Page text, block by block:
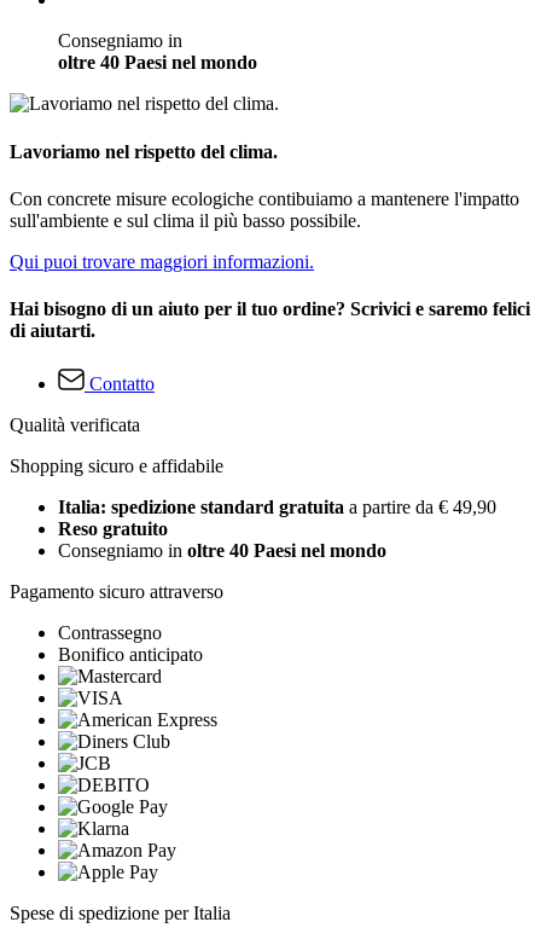
Consegniamo in
oltre 40 Paesi nel mondo
Lavoriamo nel rispetto del clima.
Con concrete misure ecologiche contibuiamo a mantenere l'impatto
sull'ambiente e sul clima il più basso possibile.
Qui puoi trovare maggiori informazioni.
Hai bisogno di un aiuto per il tuo ordine? Scrivici e saremo felici
di aiutarti.
Contatto
Qualità verificata
Shopping sicuro e affidabile
Italia: spedizione standard gratuita a partire da € 49,90
Reso gratuito
Consegniamo in oltre 40 Paesi nel mondo
Pagamento sicuro attraverso
Contrassegno
Bonifico anticipato
Spese di spedizione per Italia